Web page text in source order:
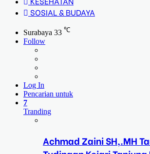
SOSIAL & BUDAYA
Surabaya 33 ℃
Follow
Log In
Pencarian untuk
7
Tranding
Achmad Zaini SH,.MH